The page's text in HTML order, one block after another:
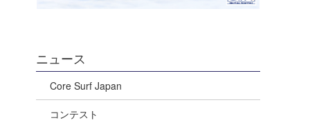
ニュース
Core Surf Japan
コンテスト